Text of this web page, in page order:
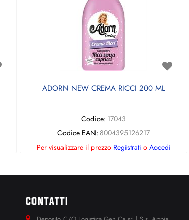
ADORN NEW CREMA RICCI 200 ML
Codice: 17043
Codice EAN: 8004395126217
Per visualizzare il prezzo Registrati o Accedi
CONTATTI